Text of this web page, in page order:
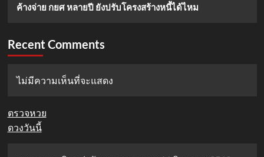
ค้างจ่าย กยศ หลายปี ยังปรับโครงสร้างหนี้ได้ไหม
Recent Comments
ไม่มีความเห็นที่จะแสดง
ตรวจหวย
ดวงวันนี้